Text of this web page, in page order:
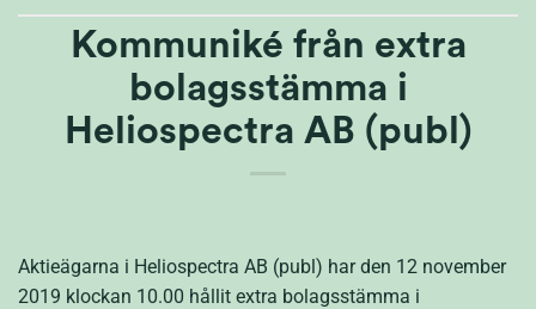
Kommuniké från extra
bolagsstämma i
Heliospectra AB (publ)
Aktieägarna i Heliospectra AB (publ) har den 12 november
2019 klockan 10.00 hållit extra bolagsstämma i